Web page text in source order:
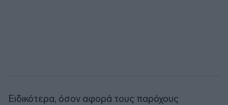
Ειδικότερα, όσον αφορά τους παρόχους